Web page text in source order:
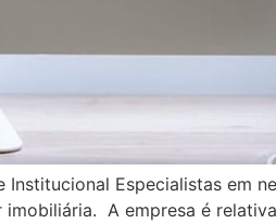
Institucional Especialistas em
A empresa é